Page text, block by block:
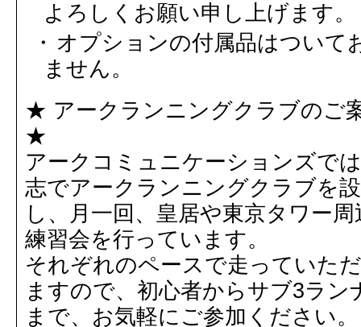
よろしくお願い申し上げます。
オプションの付属品はついて
ません。
★ アークランニングクラブのご
★
アークコミュニケーションズで
志でアークランニングクラブを
し、月一回、皇居や東京タワー周
練習会を行っています。
それぞれのペースで走っていた
ますので、初心者からサブ3ラン
まで、お気軽にご参加ください